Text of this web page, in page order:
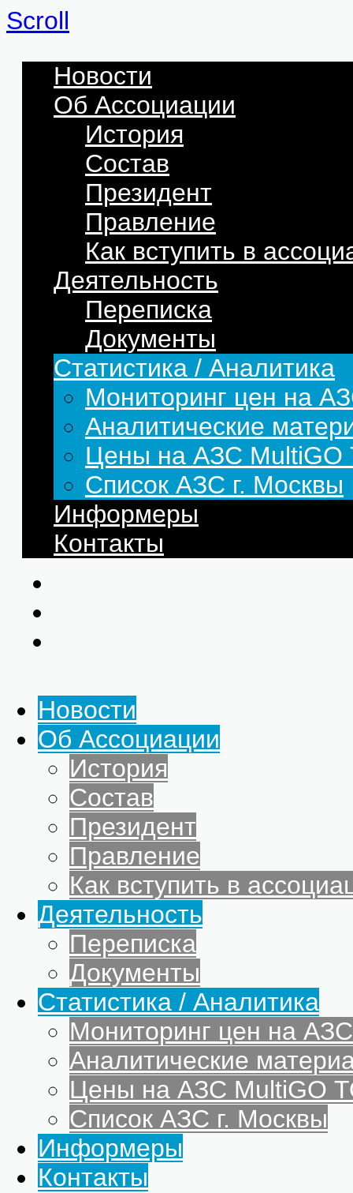
Scroll
Новости
Об Ассоциации
История
Состав
Президент
Правление
Как вступить в
Деятельность
Переписка
Документы
Статистика / Аналитика
Мониторинг цен на
Аналитические
Цены на АЗС
Список АЗС г. Москвы
Информеры
Контакты
Новости
Об Ассоциации
История
Состав
Президент
Правление
Как вступить в
Деятельность
Переписка
Документы
Статистика / Аналитика
Мониторинг цен на
Аналитические
Цены на АЗС MultiGO
Список АЗС г. Москвы
Информеры
Контакты